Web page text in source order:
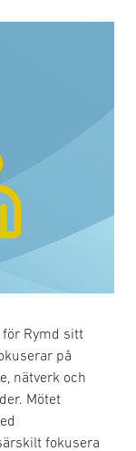
Rymd sitt
på
nätverk och
Mötet
fokusera